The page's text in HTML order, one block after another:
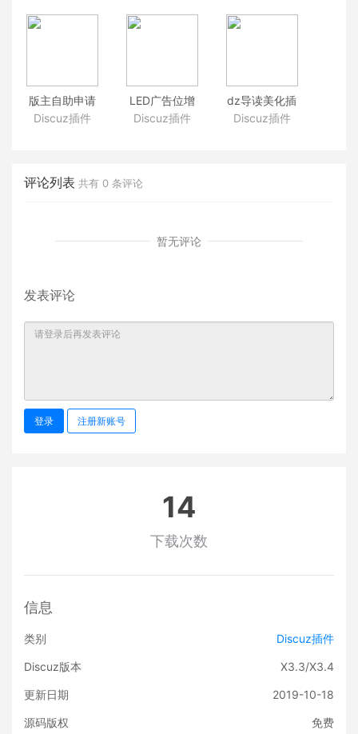
片云存储插件
商业版V1.1.1支
图sitemap.xml
自动生成插件
证码注册 验证
码登录 手机改
版主自助申请
插件 discuz社
请带资料提交
Discuz插件
LED广告位增
强插件 discuz
义的灵活广告
Discuz插件
dz导读美化插
件 Cis!论坛导
Discuz插件
评论列表 共有 0 条评论
暂无评论
发表评论
登录 注册新账号
14
下载次数
信息
类别 Discuz插件
Discuz版本 X3.3/X3.4
更新日期 2019-10-18
源码版权 免费